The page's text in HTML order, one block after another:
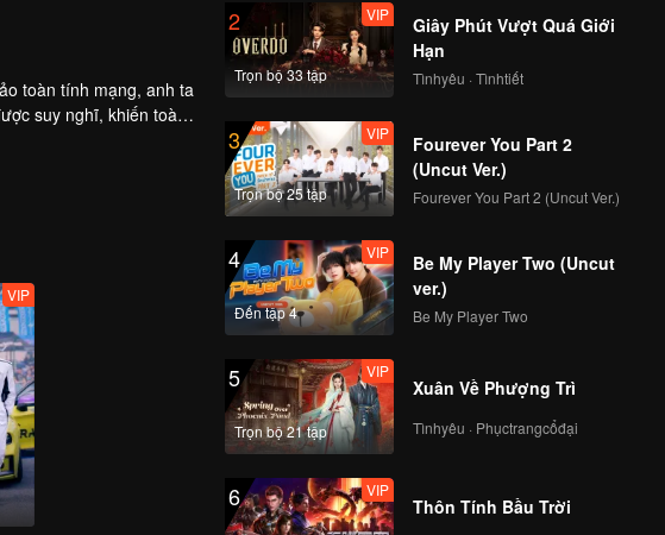
toàn tính mạng, anh ta
suy nghĩ, khiến toàn
thức tỉnh là Cố Trảm
VIP
2
Trọn bộ 33 tập
VIP
Giây Phút Vượt Quá Giới
Hạn
Tìnhyêu · Tìnhtiết
3
Trọn bộ 25 tập
VIP
Fourever You Part 2
(Uncut Ver.)
Fourever You Part 2 (Uncut Ver.)
4
Đến tập 4
VIP
Be My Player Two (Uncut
ver.)
Be My Player Two
5
Trọn bộ 21 tập
VIP
Xuân Về Phượng Trì
Tìnhyêu · Phụctrangcổđại
6 VIP
Thôn Tính Bầu Trời